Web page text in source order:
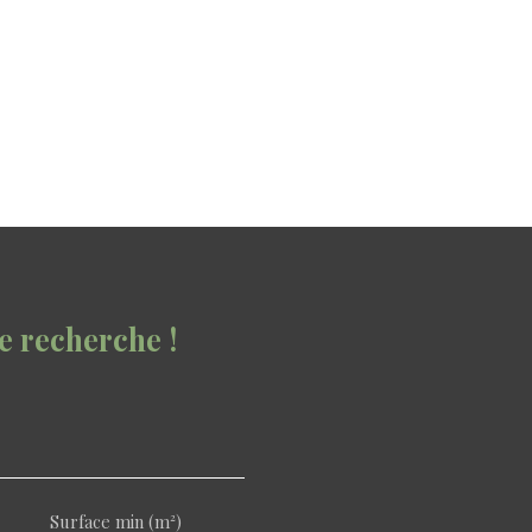
recherche !
Surface min (m²)